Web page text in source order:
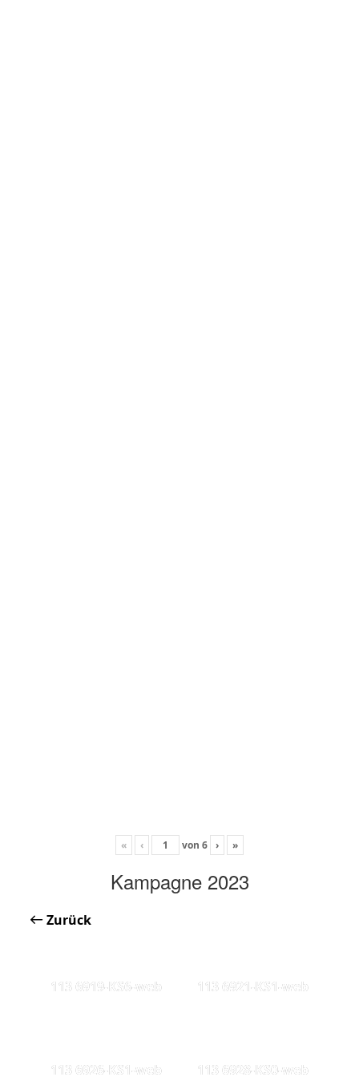
« ‹ von 6 › »
Kampagne 2023
Zurück
113 6919-KS6-web 113 6921-KS1-web
113 6926-KS1-web 113 6928-KS0-web